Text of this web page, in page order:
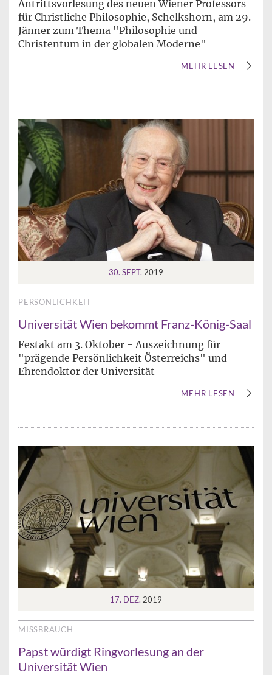
Antrittsvorlesung des neuen Wiener Professors
für Christliche Philosophie, Schelkshorn, am 29.
Jänner zum Thema "Philosophie und
Christentum in der globalen Moderne"
MEHR LESEN
30. SEPT. 2019
PERSÖNLICHKEIT
Universität Wien bekommt Franz-König-Saal
Festakt am 3. Oktober - Auszeichnung für
"prägende Persönlichkeit Österreichs" und
Ehrendoktor der Universität
MEHR LESEN
17. DEZ. 2019
MISSBRAUCH
Papst würdigt Ringvorlesung an der
Universität Wien